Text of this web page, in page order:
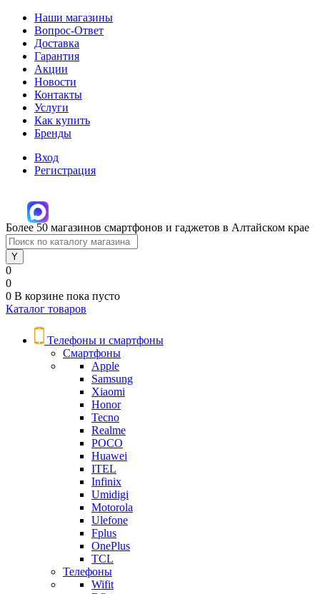
Наши магазины
Вопрос-Ответ
Доставка
Гарантия
Акции
Новости
Контакты
Услуги
Как купить
Бренды
Вход
Регистрация
Более 50 магазинов смартфонов и гаджетов в Алтайском крае
0
0
0 В корзине пока пусто
Каталог товаров
Телефоны и смартфоны
Смартфоны
Apple
Samsung
Xiaomi
Honor
Tecno
Realme
POCO
Huawei
ITEL
Infinix
Umidigi
Motorola
Ulefone
Fplus
OnePlus
TCL
Телефоны
Wifit